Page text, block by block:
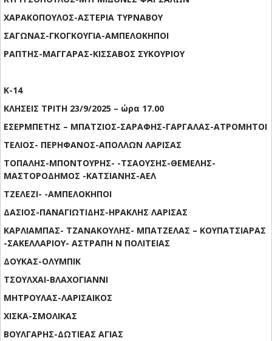
ΧΑΡΑΚΟΠΟΥΛΟΣ-ΑΣΤΕΡΙΑ ΤΥΡΝΑΒΟΥ
ΣΑΓΩΝΑΣ-ΓΚΟΓΚΟΥΓΙΑ-ΑΜΠΕΛΟΚΗΠΟΙ
ΡΑΠΤΗΣ-ΜΑΓΓΑΡΑΣ-ΚΙΣΣΑΒΟΣ ΣΥΚΟΥΡΙΟΥ
Κ-14
ΚΛΗΣΕΙΣ ΤΡΙΤΗ 23/9/2025 – ώρα 17.00
ΕΣΕΡΜΠΕΤΗΣ – ΜΠΑΤΖΙΟΣ-ΣΑΡΑΦΗΣ-ΓΑΡΓΑΛΑΣ-ΑΤΡΟΜΗΤΟΙ
ΤΕΛΙΟΣ- ΠΕΡΗΦΑΝΟΣ-ΑΠΟΛΛΩΝ ΛΑΡΙΣΑΣ
ΤΟΠΑΛΗΣ-ΜΠΟΝΤΟΥΡΗΣ- -ΤΣΑΟΥΣΗΣ-ΘΕΜΕΛΗΣ-
ΜΑΣΤΟΡΟΔΗΜΟΣ -ΚΑΤΣΙΑΝΗΣ-ΑΕΛ
ΤΖΕΛΕΖΙ- -ΑΜΠΕΛΟΚΗΠΟΙ
ΔΑΣΙΟΣ-ΠΑΝΑΓΙΩΤΙΔΗΣ-ΗΡΑΚΛΗΣ ΛΑΡΙΣΑΣ
ΚΑΡΛΙΑΜΠΑΣ- ΤΖΑΝΑΚΟΥΛΗΣ- ΜΠΑΤΖΕΛΑΣ – ΚΟΥΠΑΤΣΙΑΡΑΣ
-ΣΑΚΕΛΛΑΡΙΟΥ- ΑΣΤΡΑΠΗ Ν ΠΟΛΙΤΕΙΑΣ
ΔΟΥΚΑΣ-ΟΛΥΜΠΙΚ
ΤΣΟΥΛΧΑΙ-ΒΛΑΧΟΓΙΑΝΝΙ
ΜΗΤΡΟΥΛΑΣ-ΛΑΡΙΣΑΙΚΟΣ
ΧΙΣΚΑ-ΣΜΟΛΙΚΑΣ
ΒΟΥΛΓΑΡΗΣ-ΔΩΤΙΕΑΣ ΑΓΙΑΣ